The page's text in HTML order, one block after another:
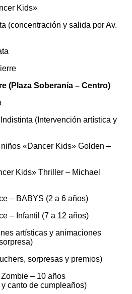
Kids»
(concentración y salida por Av.
(Plaza Soberanía – Centro)
(Intervención artística y
«Dancer Kids» Golden –
Kids» Thriller – Michael
– BABYS (2 a 6 años)
– Infantil (7 a 12 años)
artísticas y animaciones
sorpresas y premios)
– 10 años
canto de cumpleaños)